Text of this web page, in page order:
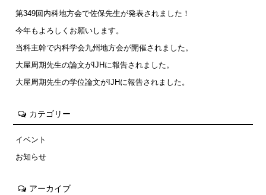
第349回内科地方会で佐保先生が発表されました！
今年もよろしくお願いします。
当科主幹で内科学会九州地方会が開催されました。
大屋周期先生の論文がIJHに報告されました。
大屋周期先生の学位論文がIJHに報告されました。
カテゴリー
イベント
お知らせ
アーカイブ